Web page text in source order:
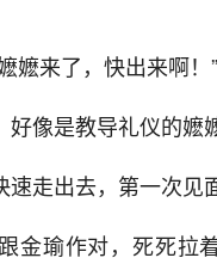
嬷来了，快出来啊！”
像是教导礼仪的嬷
走出去，第一次见
金瑜作对，死死拉